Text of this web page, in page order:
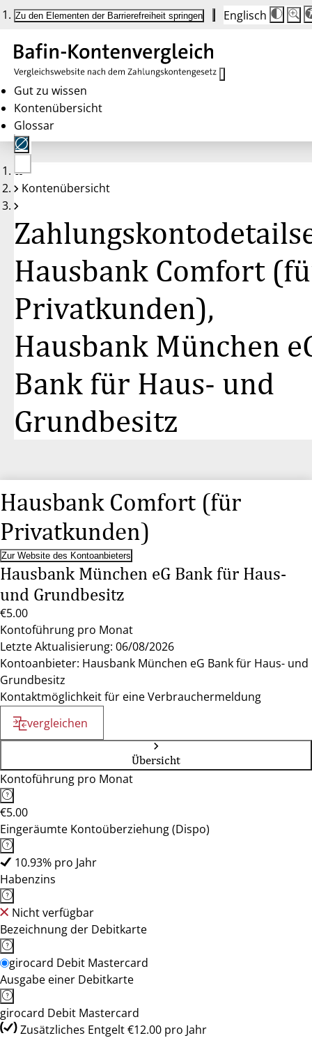
Zu den Elementen der Barrierefreiheit springen Englisch
Die
auf
100%
100%
Gut zu wissen
Kontenübersicht
Glossar
Keine
Konten
Kontenübersicht
Hausbank Comfort
Privatkunden),
Hausbank München
Bank für Haus- und
Grundbesitz
Hausbank Comfort (für
Privatkunden)
Zur Website des Kontoanbieters
Hausbank München eG Bank für Haus-
und Grundbesitz
€5.00
Kontoführung pro Monat
Letzte Aktualisierung: 06/08/2026
Kontoanbieter: Hausbank München eG Bank für Haus- und
Grundbesitz
Kontaktmöglichkeit für eine Verbrauchermeldung
vergleichen
Übersicht
Kontoführung pro Monat
€5.00
Eingeräumte Kontoüberziehung (Dispo)
10.93% pro Jahr
Habenzins
Nicht verfügbar
Bezeichnung der Debitkarte
girocard Debit Mastercard
Ausgabe einer Debitkarte
girocard Debit Mastercard
Zusätzliches Entgelt €12.00 pro Jahr